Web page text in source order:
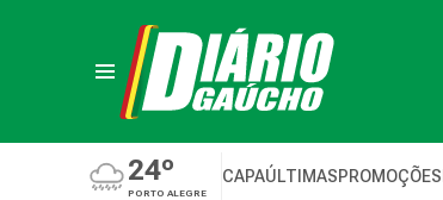
24º
PORTO ALEGRE
CAPAÚLTIMASPROMOÇÕES